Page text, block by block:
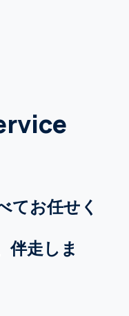
てお任せく
伴走しま